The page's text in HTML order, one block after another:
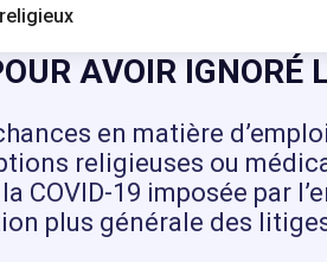
AVOIR
en matière
religieuses ou
19 imposée par
plus générale des